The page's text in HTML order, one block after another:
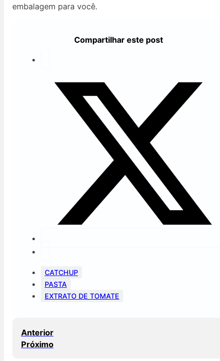
embalagem para você.
Compartilhar este post
CATCHUP
PASTA
EXTRATO DE TOMATE
Anterior
Próximo